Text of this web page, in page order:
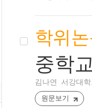
학위
중학
김나연 서강대
원문보기